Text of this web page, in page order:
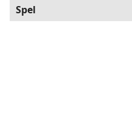
Spel